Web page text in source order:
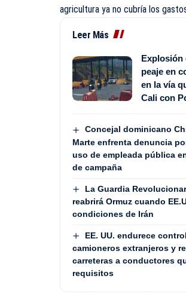
agricultura ya no cubría los
Leer Más
Explosión
peaje en
en la vía
Cali con
Concejal dominicano
Marte enfrenta denuncia
uso de empleada pública
de campaña
La Guardia
reabrirá Ormuz cuando
condiciones de Irán
EE. UU. endurece
camioneros extranjeros y
carreteras a conductores
requisitos